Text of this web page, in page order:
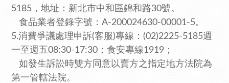
5185， 地址：新北市中和區錦和路30號。
食品業者登錄字號：A-200024630-00001-5。
5.消費爭議處理申訴(客服)專線：(02)2225-5185週
一至週五08:30-17:30；食安專線1919 ；
如發生訴訟時雙方同意以賣方之指定地方法院為
第一管轄法院。